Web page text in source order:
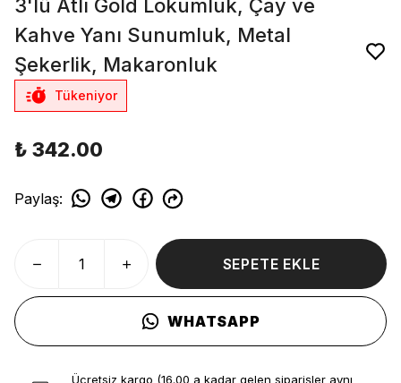
3'lü Atlı Gold Lokumluk, Çay ve
Kahve Yanı Sunumluk, Metal
Şekerlik, Makaronluk
Tükeniyor
₺ 342.00
Paylaş:
SEPETE EKLE
WHATSAPP
Ücretsiz kargo (16.00 a kadar gelen siparişler aynı